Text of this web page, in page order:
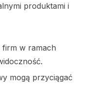
produktami i
firm w ramach
mogą przyciągać